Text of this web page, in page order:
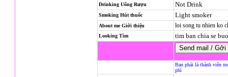
Drinking Uống Rượu Not Drink
Smoking Hút thuốc Light smoker
About me Giới thiệu loi song tu nhien ko
Looking Tìm tim ban chia se
Bạn phải là thành viên
phí